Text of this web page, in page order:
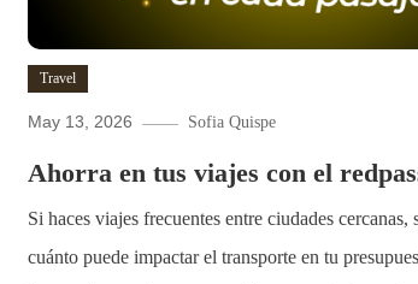
Travel
May 13, 2026 Sofia Quispe
Ahorra en tus viajes con el
Si haces viajes frecuentes entre ciudades cercanas,
cuánto puede impactar el transporte en tu